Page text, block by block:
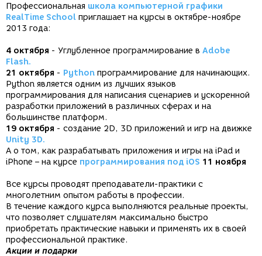
Профессиональная школа компьютерной графики
RealTime School приглашает на курсы в октябре-ноябре
2013 года:
4 октября - Углубленное программирование в Adobe
Flash.
21 октября - Python программирование для начинающих.
Python является одним из лучших языков
программирования для написания сценариев и ускоренной
разработки приложений в различных сферах и на
большинстве платформ.
19 октября - создание 2D, 3D приложений и игр на движке
Unity 3D.
А о том, как разрабатывать приложения и игры на iPad и
iPhone – на курсе программирования под iOS 11 ноября
Все курсы проводят преподаватели-практики с
многолетним опытом работы в профессии.
В течение каждого курса выполняются реальные проекты,
что позволяет слушателям максимально быстро
приобретать практические навыки и применять их в своей
профессиональной практике.
Акции и подарки